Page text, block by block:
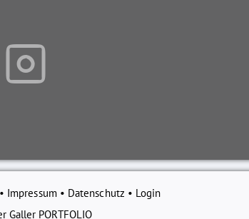
Impressum• Datenschutz • Login
Galler PORTFOLIO